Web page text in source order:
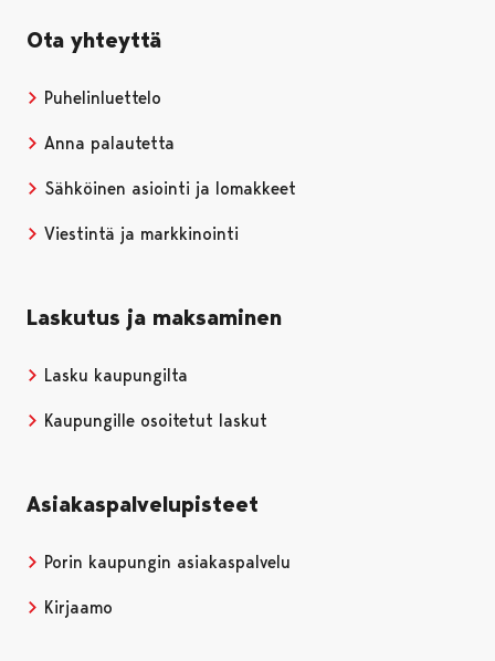
Ota yhteyttä
Puhelinluettelo
Anna palautetta
Sähköinen asiointi ja lomakkeet
Viestintä ja markkinointi
Laskutus ja maksaminen
Lasku kaupungilta
Kaupungille osoitetut laskut
Asiakaspalvelupisteet
Porin kaupungin asiakaspalvelu
Kirjaamo